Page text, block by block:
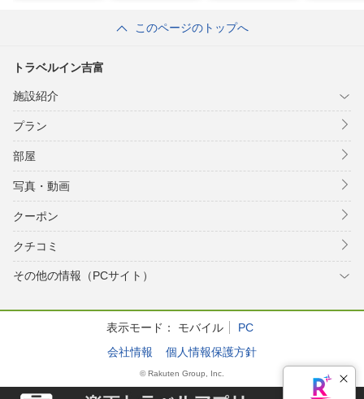
このページのトップへ
トラベルイン吉富
施設紹介
プラン
部屋
写真・動画
クーポン
クチコミ
その他の情報（PCサイト）
表示モード： モバイル
PC
会社情報
個人情報保護方針
© Rakuten Group, Inc.